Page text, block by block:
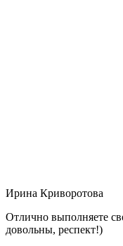
Ирина Криворотова
Отлично выполняете
довольны, респект!)